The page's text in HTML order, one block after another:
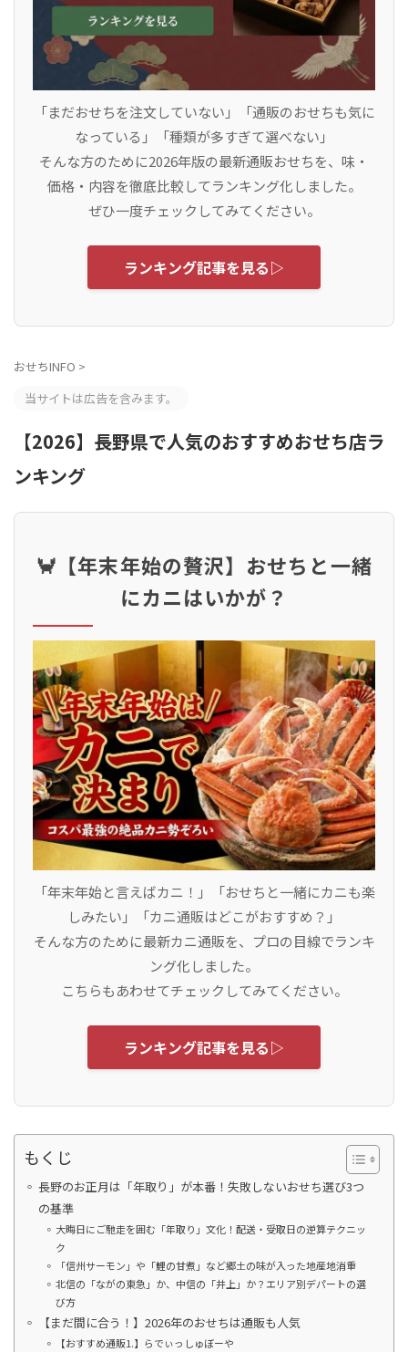
「まだおせちを注文していない」「通販のおせちも気に
なっている」「種類が多すぎて選べない」
そんな方のために2026年版の最新通販おせちを、味・
価格・内容を徹底比較してランキング化しました。
ぜひ一度チェックしてみてください。
ランキング記事を見る▷
おせちINFO >
当サイトは広告を含みます。
【2026】長野県で人気のおすすめおせち店ラ
ンキング
🦀【年末年始の贅沢】おせちと一緒
にカニはいかが？
「年末年始と言えばカニ！」「おせちと一緒にカニも楽
しみたい」「カニ通販はどこがおすすめ？」
そんな方のために最新カニ通販を、プロの目線でランキ
ング化しました。
こちらもあわせてチェックしてみてください。
ランキング記事を見る▷
もくじ
長野のお正月は「年取り」が本番！失敗しないおせち選び3つ
の基準
大晦日にご馳走を囲む「年取り」文化！配送・受取日の逆算テクニッ
ク
「信州サーモン」や「鯉の甘煮」など郷土の味が入った地産地消重
北信の「ながの東急」か、中信の「井上」か？エリア別デパートの選
び方
【まだ間に合う！】2026年のおせちは通販も人気
【おすすめ通販1.】らでぃっしゅぼーや